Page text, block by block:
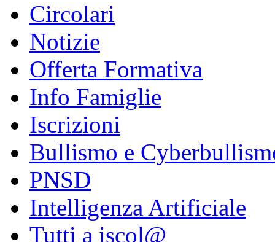
Circolari
Notizie
Offerta Formativa
Info Famiglie
Iscrizioni
Bullismo e
PNSD
Intelligenza Artificiale
Tutti a iscol@